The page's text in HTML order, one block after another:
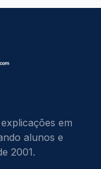
em
alunos e
2001.